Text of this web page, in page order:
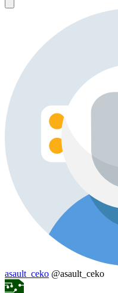
asault_ceko @asault_ceko